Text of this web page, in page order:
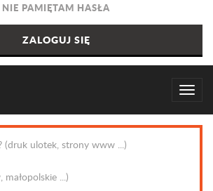
NIE PAMIĘTAM HASŁA